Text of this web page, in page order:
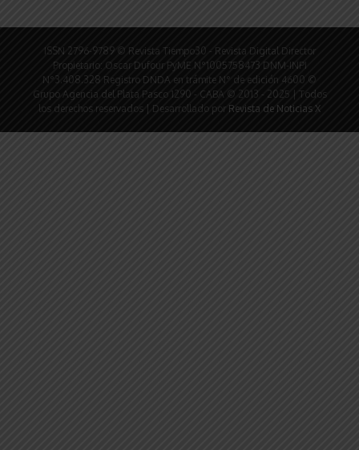
ISSN 2796-9789 © Revista Tiempo30 - Revista Digital Director
Propietario: Oscar Dufour PyME N°1005758473 DNM-INPI
N°3.408.328 Registro DNDA en trámite N° de edición 4600 ©
Grupo Agencia del Plata Pasco 1290 - CABA © 2013 - 2025 | Todos
los derechos reservados | Desarrollado por Revista de Noticias X